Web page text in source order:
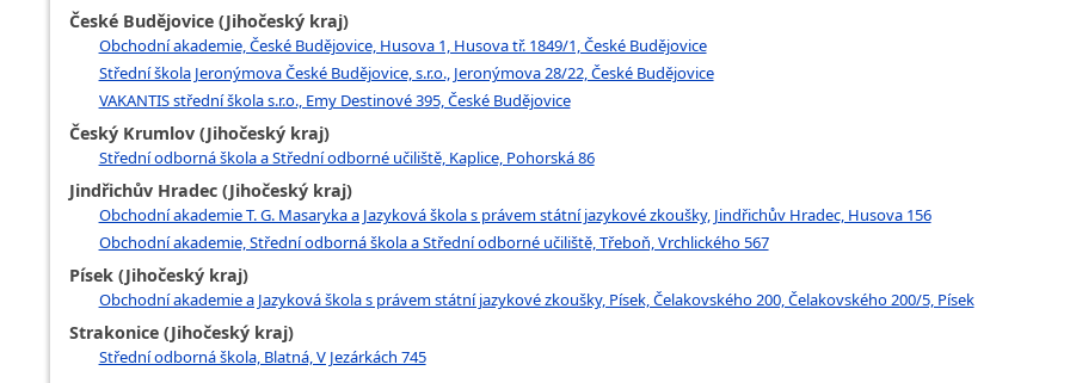
České Budějovice (Jihočeský kraj)
Obchodní akademie, České Budějovice, Husova 1, Husova tř. 1849/1, České Budějovice
Střední škola Jeronýmova České Budějovice, s.r.o., Jeronýmova 28/22, České Budějovice
VAKANTIS střední škola s.r.o., Emy Destinové 395, České Budějovice
Český Krumlov (Jihočeský kraj)
Střední odborná škola a Střední odborné učiliště, Kaplice, Pohorská 86
Jindřichův Hradec (Jihočeský kraj)
Obchodní akademie T. G. Masaryka a Jazyková škola s právem státní jazykové zkoušky, Jindřichův Hradec, Husova 156
Obchodní akademie, Střední odborná škola a Střední odborné učiliště, Třeboň, Vrchlického 567
Písek (Jihočeský kraj)
Obchodní akademie a Jazyková škola s právem státní jazykové zkoušky, Písek, Čelakovského 200, Čelakovského 200/5, Písek
Strakonice (Jihočeský kraj)
Střední odborná škola, Blatná, V Jezárkách 745